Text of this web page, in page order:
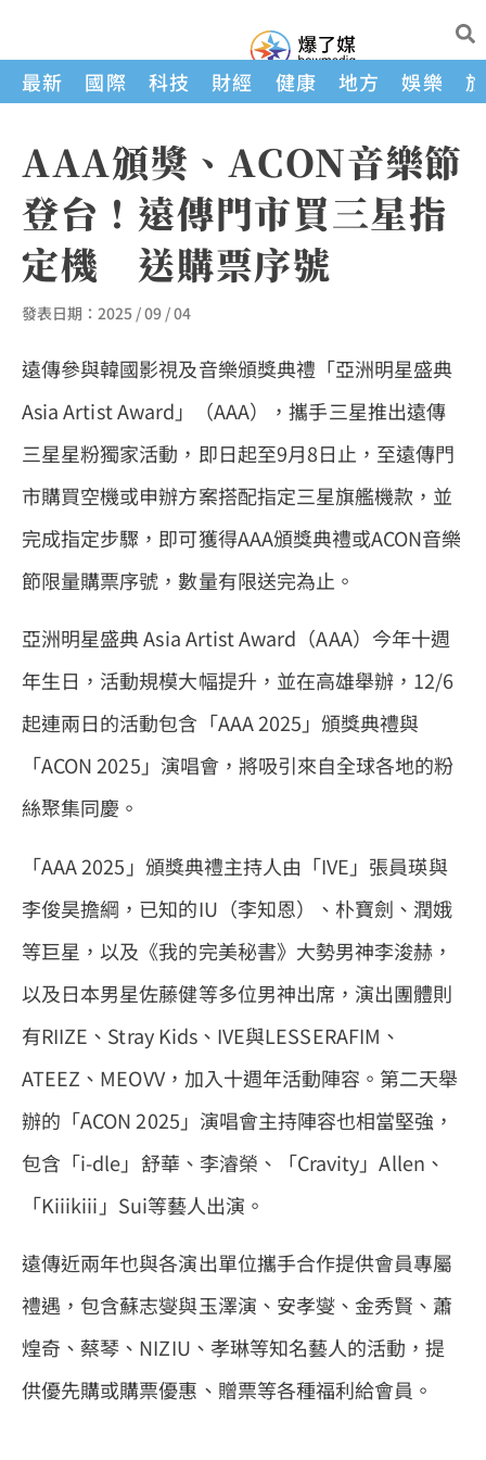
最新 國際 科技 財經 健康 地方 娛樂
AAA頒獎、ACON音樂節
登台！遠傳門市買三星指
定機 送購票序號
發表日期： 2025 / 09 / 04
遠傳參與韓國影視及音樂頒獎典禮「亞洲明星盛典
Asia Artist Award」（AAA），攜手三星推出遠傳
三星星粉獨家活動，即日起至9月8日止，至遠傳門
市購買空機或申辦方案搭配指定三星旗艦機款，並
完成指定步驟，即可獲得AAA頒獎典禮或ACON音樂
節限量購票序號，數量有限送完為止。
亞洲明星盛典 Asia Artist Award（AAA）今年十週
年生日，活動規模大幅提升，並在高雄舉辦，12/6
起連兩日的活動包含「AAA 2025」頒獎典禮與
「ACON 2025」演唱會，將吸引來自全球各地的粉
絲聚集同慶。
「AAA 2025」頒獎典禮主持人由「IVE」張員瑛與
李俊昊擔綱，已知的IU（李知恩）、朴寶劍、潤娥
等巨星，以及《我的完美秘書》大勢男神李浚赫，
以及日本男星佐藤健等多位男神出席，演出團體則
有RIIZE、Stray Kids、IVE與LESSERAFIM、
ATEEZ、MEOVV，加入十週年活動陣容。第二天舉
辦的「ACON 2025」演唱會主持陣容也相當堅強，
包含「i-dle」舒華、李濬榮、「Cravity」Allen、
「Kiiikiii」Sui等藝人出演。
遠傳近兩年也與各演出單位攜手合作提供會員專屬
禮遇，包含蘇志燮與玉澤演、安孝燮、金秀賢、蕭
煌奇、蔡琴、NIZIU、孝琳等知名藝人的活動，提
供優先購或購票優惠、贈票等各種福利給會員。